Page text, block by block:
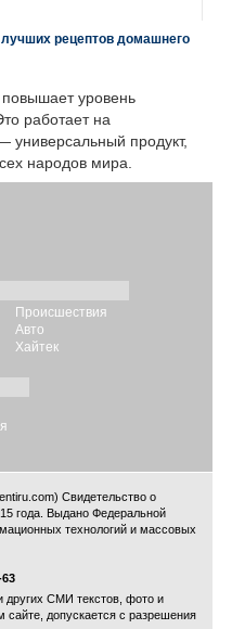
рецептов домашнего
уровень
работает на
универсальный продукт,
народов мира.
Происшествия
Авто
Хайтек
Свидетельство о
года. Выдано Федеральной
технологий и массовых
63
других СМИ текстов, фото и
сайте, допускается с разрешения